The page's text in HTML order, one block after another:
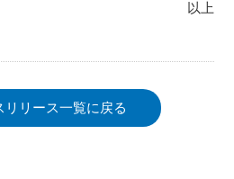
以上
リリース一覧に戻る